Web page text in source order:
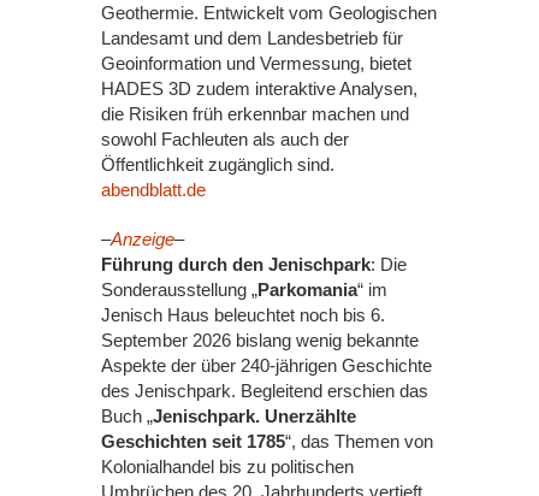
Geothermie. Entwickelt vom Geologischen
Landesamt und dem Landesbetrieb für
Geoinformation und Vermessung, bietet
HADES 3D zudem interaktive Analysen,
die Risiken früh erkennbar machen und
sowohl Fachleuten als auch der
Öffentlichkeit zugänglich sind.
abendblatt.de
–Anzeige–
Führung durch den Jenischpark: Die
Sonderausstellung „Parkomania“ im
Jenisch Haus beleuchtet noch bis 6.
September 2026 bislang wenig bekannte
Aspekte der über 240-jährigen Geschichte
des Jenischpark. Begleitend erschien das
Buch „Jenischpark. Unerzählte
Geschichten seit 1785“, das Themen von
Kolonialhandel bis zu politischen
Umbrüchen des 20. Jahrhunderts vertieft.